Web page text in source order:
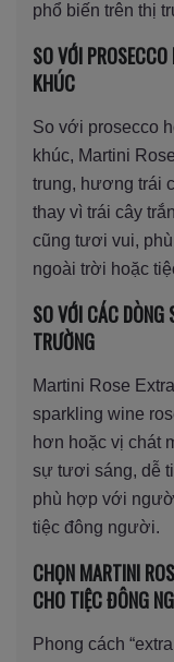
phổ biến trên thị
SO VỚI
KHÚC
So với prosecco
khúc, Martini
trung, hương trái
thay vì trái cây
cũng tươi vui,
ngoài trời hoặc
SO VỚI CÁC DÒNG
TRƯỜNG
Martini Rose
sparkling wine
hơn hoặc vị chát
sự tươi sáng, dễ
phù hợp với
tiệc đông người.
CHỌN MARTINI
CHO TIỆC ĐÔNG
Phong cách